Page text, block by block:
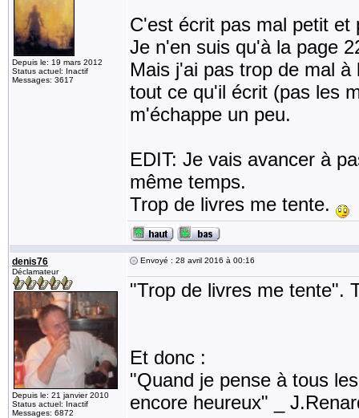
Depuis le: 19 mars 2012
Status actuel: Inactif
Messages: 3617
C'est écrit pas mal petit et
Je n'en suis qu'à la page
Mais j'ai pas trop de mal
tout ce qu'il écrit (pas les
m'échappe un peu.
EDIT: Je vais avancer à
même temps.
Trop de livres me tente.
denis76
Déclamateur
Depuis le: 21 janvier 2010
Status actuel: Inactif
Messages: 6872
Envoyé : 28 avril 2016 à 00:16
"Trop de livres me tente".
Et donc :
"Quand je pense à tous
encore heureux" _